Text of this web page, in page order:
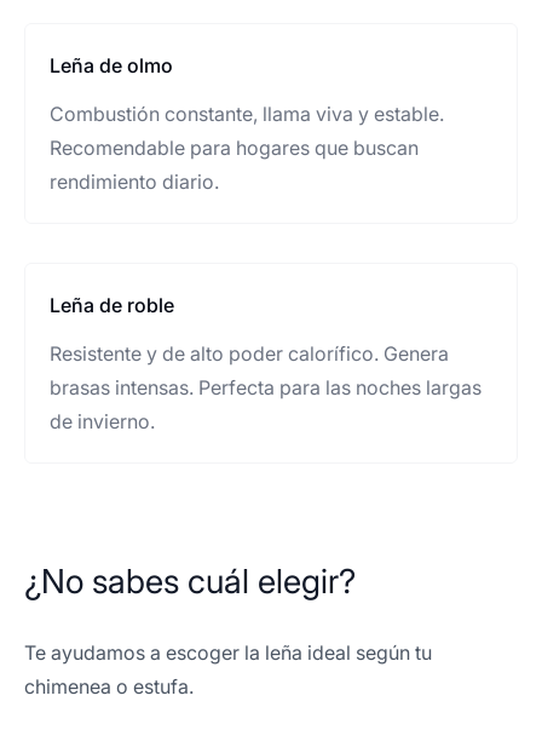
Leña de olmo
Combustión constante, llama viva y estable.
Recomendable para hogares que buscan
rendimiento diario.
Leña de roble
Resistente y de alto poder calorífico. Genera
brasas intensas. Perfecta para las noches largas
de invierno.
¿No sabes cuál elegir?
Te ayudamos a escoger la leña ideal según tu
chimenea o estufa.